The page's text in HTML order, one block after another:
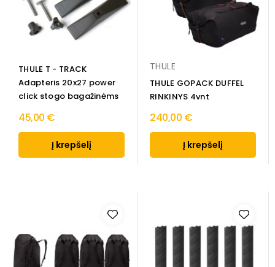
THULE T - TRACK
Adapteris 20x27 power
click stogo bagažinėms
45,00 €
Į krepšelį
THULE
THULE GOPACK DUFFEL
RINKINYS 4vnt
240,00 €
Į krepšelį